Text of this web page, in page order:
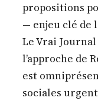
propositions
— enjeu clé de
Le Vrai
l’approche de
est
sociales